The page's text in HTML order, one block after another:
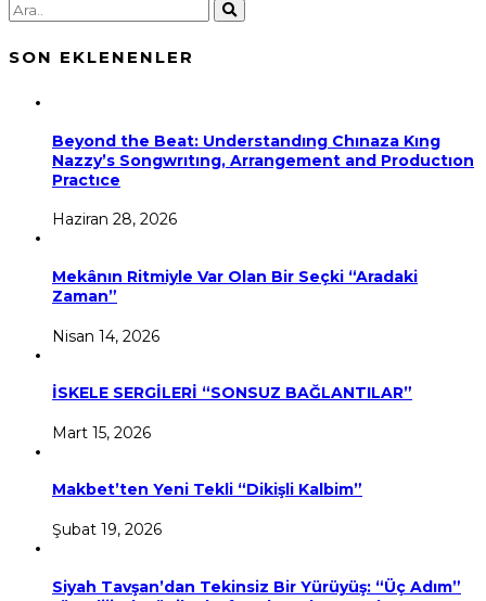
SON EKLENENLER
Beyond the Beat: Understandıng Chınaza Kıng
Nazzy’s Songwrıtıng, Arrangement and Productıon
Practıce
Haziran 28, 2026
Mekânın Ritmiyle Var Olan Bir Seçki “Aradaki
Zaman”
Nisan 14, 2026
İSKELE SERGİLERİ “SONSUZ BAĞLANTILAR”
Mart 15, 2026
Makbet’ten Yeni Tekli “Dikişli Kalbim”
Şubat 19, 2026
Siyah Tavşan’dan Tekinsiz Bir Yürüyüş: “Üç Adım”